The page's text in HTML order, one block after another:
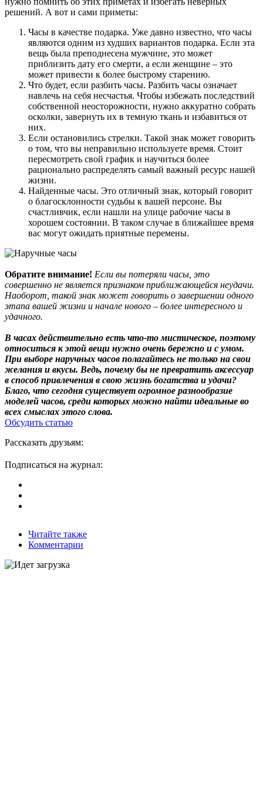
решений. А вот и сами приметы:
Часы в качестве подарка. Уже давно известно, что часы
являются одним из худших вариантов подарка. Если эта
вещь была преподнесена мужчине, это может
приблизить дату его смерти, а если женщине – это
может привести к более быстрому старению.
Что будет, если разбить часы. Разбить часы означает
навлечь на себя несчастья. Чтобы избежать последствий
собственной неосторожности, нужно аккуратно собрать
осколки, завернуть их в темную ткань и избавиться от
них.
Если остановились стрелки. Такой знак может говорить
о том, что вы неправильно используете время. Стоит
пересмотреть свой график и научиться более
рационально распределять самый важный ресурс нашей
жизни.
Найденные часы. Это отличный знак, который говорит
о благосклонности судьбы к вашей персоне. Вы
счастливчик, если нашли на улице рабочие часы в
хорошем состоянии. В таком случае в ближайшее время
вас могут ожидать приятные перемены.
Обратите внимание! Если вы потеряли часы, это
совершенно не является признаком приближающейся неудачи.
Наоборот, такой знак может говорить о завершении одного
этапа вашей жизни и начале нового – более интересного и
удачного.
В часах действительно есть что-то мистическое, поэтому
относиться к этой вещи нужно очень бережно и с умом.
При выборе наручных часов полагайтесь не только на свои
желания и вкусы. Ведь, почему бы не превратить аксессуар
в способ привлечения в свою жизнь богатства и удачи?
Благо, что сегодня существует огромное разнообразие
моделей часов, среди которых можно найти идеальные во
всех смыслах этого слова.
Обсудить статью
Рассказать друзьям:
Подписаться на журнал:
Читайте также
Комментарии